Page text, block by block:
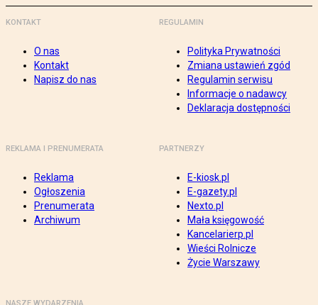
KONTAKT
O nas
Kontakt
Napisz do nas
REGULAMIN
Polityka Prywatności
Zmiana ustawień zgód
Regulamin serwisu
Informacje o nadawcy
Deklaracja dostępności
REKLAMA I PRENUMERATA
Reklama
Ogłoszenia
Prenumerata
Archiwum
PARTNERZY
E-kiosk.pl
E-gazety.pl
Nexto.pl
Mała księgowość
Kancelarierp.pl
Wieści Rolnicze
Życie Warszawy